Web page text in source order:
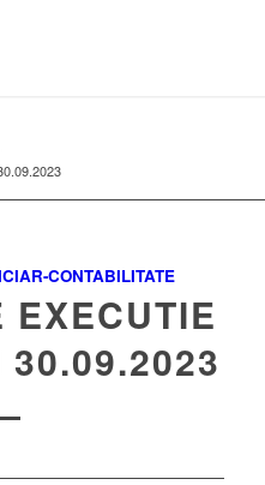
CONTABILITATE
EXECUTIE
30.09.2023